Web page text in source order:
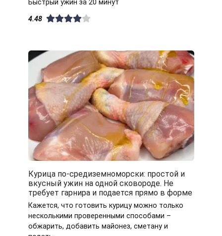
Быстрый ужин за 20 минут
4.48
Курица по-средиземноморски: простой и
вкусный ужин на одной сковороде. Не
требует гарнира и подается прямо в форме
Кажется, что готовить курицу можно только
несколькими проверенными способами –
обжарить, добавить майонез, сметану и